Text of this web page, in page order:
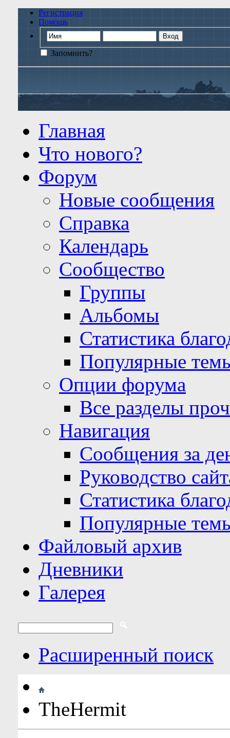
Регистрация
Помощь
Запомнить?
Главная
Что нового?
Форум
Новые сообщения
Справка
Календарь
Сообщество
Группы
Альбомы
Статистика
Популярные
Опции форума
Все разделы
Навигация
Сообщения за
Руководство
Статистика
Популярные
Файловый архив
Дневники
Галерея
Расширенный поиск
TheHermit